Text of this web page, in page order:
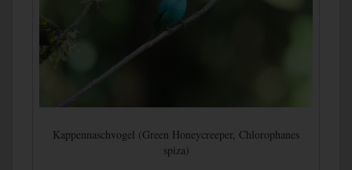
Kappennaschvogel (Green Honeycreeper, Chlorophanes
spiza)